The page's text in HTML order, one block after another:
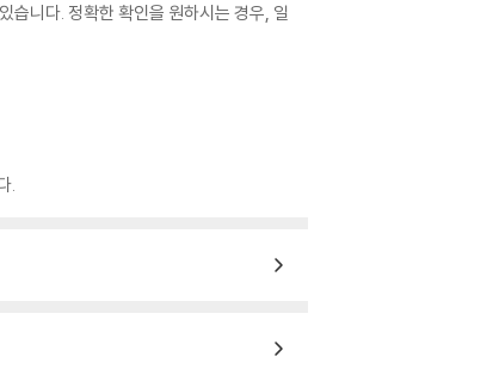
습니다. 정확한 확인을 원하시는 경우, 일
.